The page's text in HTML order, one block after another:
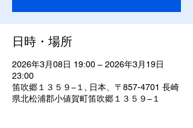
日時・場所
2026年3月08日 19:00 – 2026年3月19日
23:00
笛吹郷１３５９−１, 日本、〒857-4701 長崎
県北松浦郡小値賀町笛吹郷１３５９−１